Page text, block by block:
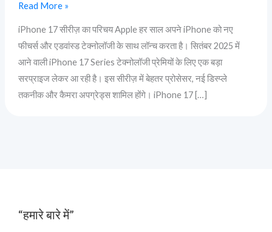
Read More »
iPhone 17 सीरीज़ का परिचय Apple हर साल अपने iPhone को नए
फीचर्स और एडवांस्ड टेक्नोलॉजी के साथ लॉन्च करता है। सितंबर 2025 में
आने वाली iPhone 17 Series टेक्नोलॉजी प्रेमियों के लिए एक बड़ा
सरप्राइज लेकर आ रही है। इस सीरीज़ में बेहतर प्रोसेसर, नई डिस्प्ले
तकनीक और कैमरा अपग्रेड्स शामिल होंगे। iPhone 17 […]
“हमारे बारे में”